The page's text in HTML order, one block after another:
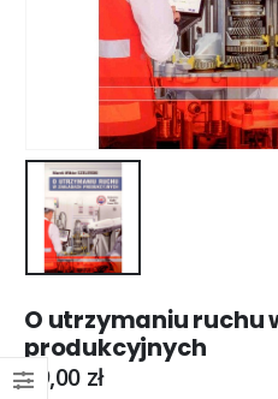
O utrzymaniu ruchu
produkcyjnych
59,00 zł